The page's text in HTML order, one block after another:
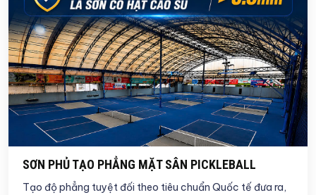
SƠN PHỦ TẠO PHẲNG MẶT SÂN PICKLEBALL
Tạo độ phẳng tuyệt đối theo tiêu chuẩn Quốc tế đưa ra,